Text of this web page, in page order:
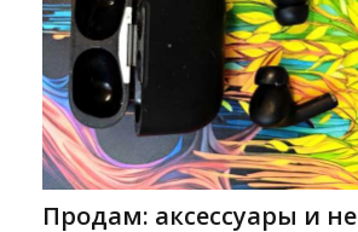
Продам: аксессуары и не